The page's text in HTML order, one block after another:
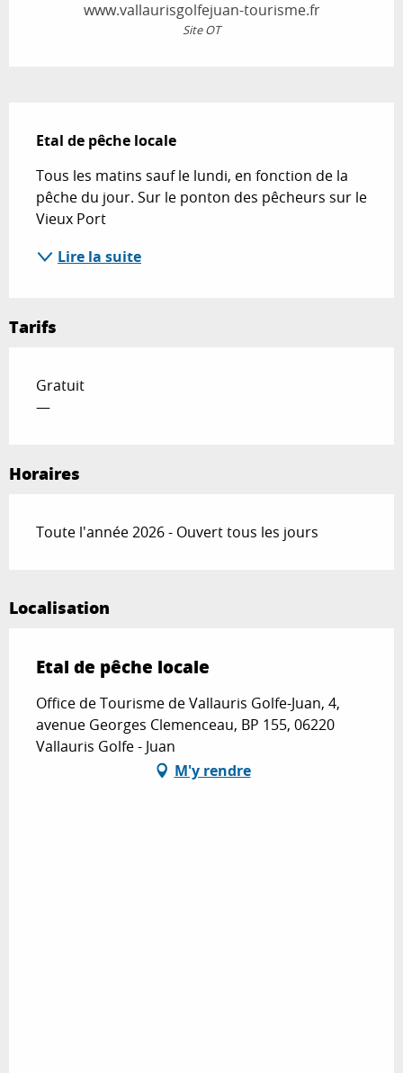
www.vallaurisgolfejuan-tourisme.fr
Site OT
Etal de pêche locale
Tous les matins sauf le lundi, en fonction de la
pêche du jour. Sur le ponton des pêcheurs sur le
Vieux Port
Lire la suite
Tarifs
Gratuit
—
Horaires
Toute l'année 2026 - Ouvert tous les jours
Localisation
Etal de pêche locale
Office de Tourisme de Vallauris Golfe-Juan, 4,
avenue Georges Clemenceau, BP 155, 06220
Vallauris Golfe - Juan
M'y rendre